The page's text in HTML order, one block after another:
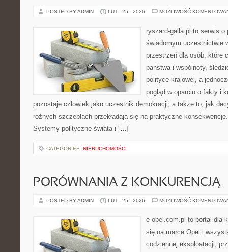
POSTED BY ADMIN LUT - 25 - 2026 MOŻLIWOŚĆ
ryszard-galla.pl to serwis
świadomym uczestnictwie
przestrzeń dla osób, które
państwa i wspólnoty,
polityce krajowej, a
pogląd w oparciu o fakty i
pozostaje człowiek jako uczestnik demokracji, a także to, jak
różnych szczeblach przekładają się na praktyczne
Systemy polityczne świata i […]
CATEGORIES: NIERUCHOMOŚCI
PORÓWNANIA Z KONKURENCJĄ
POSTED BY ADMIN LUT - 25 - 2026 MOŻLIWOŚĆ
e-opel.com.pl to portal dla
się na marce Opel i
codziennej eksploatacji,